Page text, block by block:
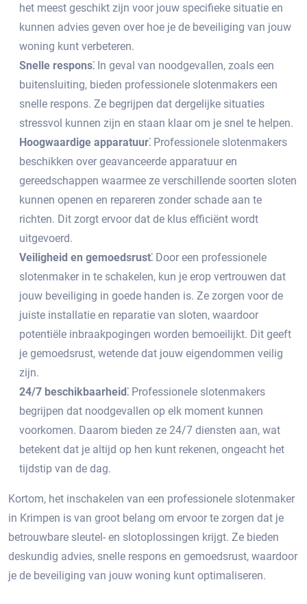
het meest geschikt zijn voor jouw specifieke situatie en
kunnen advies geven over hoe je de beveiliging van jouw
woning kunt verbeteren.​
Snelle respons⁚ In geval van noodgevallen, zoals een
buitensluiting, bieden professionele slotenmakers een
snelle respons.​ Ze begrijpen dat dergelijke situaties
stressvol kunnen zijn en staan klaar om je snel te helpen.
Hoogwaardige apparatuur⁚ Professionele slotenmakers
beschikken over geavanceerde apparatuur en
gereedschappen waarmee ze verschillende soorten sloten
kunnen openen en repareren zonder schade aan te
richten.​ Dit zorgt ervoor dat de klus efficiënt wordt
uitgevoerd.​
Veiligheid en gemoedsrust⁚ Door een professionele
slotenmaker in te schakelen, kun je erop vertrouwen dat
jouw beveiliging in goede handen is.​ Ze zorgen voor de
juiste installatie en reparatie van sloten, waardoor
potentiële inbraakpogingen worden bemoeilijkt.​ Dit geeft
je gemoedsrust, wetende dat jouw eigendommen veilig
zijn.​
24/7 beschikbaarheid⁚ Professionele slotenmakers
begrijpen dat noodgevallen op elk moment kunnen
voorkomen.​ Daarom bieden ze 24/7 diensten aan, wat
betekent dat je altijd op hen kunt rekenen, ongeacht het
tijdstip van de dag.​
Kortom, het inschakelen van een professionele slotenmaker
in Krimpen is van groot belang om ervoor te zorgen dat je
betrouwbare sleutel- en slotoplossingen krijgt. Ze bieden
deskundig advies, snelle respons en gemoedsrust, waardoor
je de beveiliging van jouw woning kunt optimaliseren.